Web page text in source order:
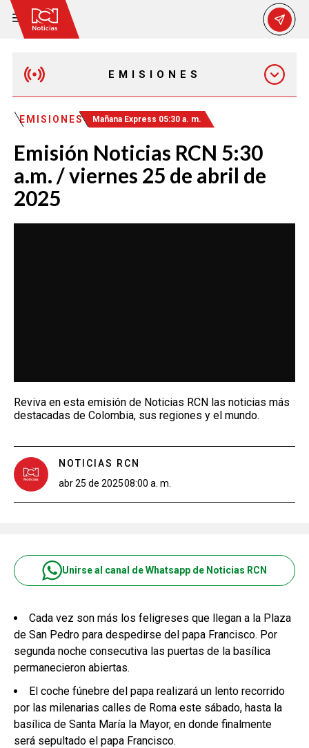
EMISIONES
EMISIÓN 12:30 PM
EMISIÓN 7:00 PM
EMISIONES Mañana Express 05:30 a. m.
Emisión Noticias RCN 5:30
a.m. / viernes 25 de abril de
2025
Reviva en esta emisión de Noticias RCN las noticias más
destacadas de Colombia, sus regiones y el mundo.
NOTICIAS RCN
abr 25 de 202508:00 a. m.
Unirse al canal de Whatsapp de Noticias RCN
Cada vez son más los feligreses que llegan a la Plaza
de San Pedro para despedirse del papa Francisco. Por
segunda noche consecutiva las puertas de la basílica
permanecieron abiertas.
El coche fúnebre del papa realizará un lento recorrido
por las milenarias calles de Roma este sábado, hasta la
basílica de Santa María la Mayor, en donde finalmente
será sepultado el papa Francisco.